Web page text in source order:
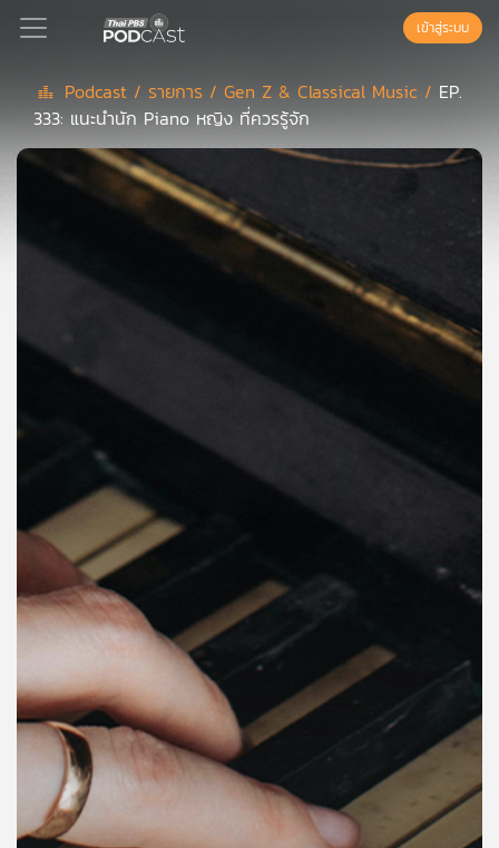
Podcast
ลิ
เพลง
บทความ
กิจกรรม
เข้าสู่ระบบ
Podcast / รายการ /Gen Z & Classical Music / EP.
333: แนะนำนัก Piano หญิง ที่ควรรู้จัก